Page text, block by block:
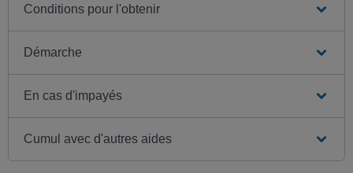
Conditions pour l'obtenir
Démarche
En cas d'impayés
Cumul avec d'autres aides